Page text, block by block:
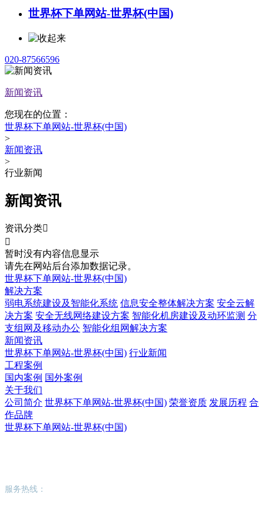
世界杯下单网站-世界杯(中国)
020-87566596
新闻资讯
您现在的位置：
世界杯下单网站-世界杯(中国)
>
新闻资讯
>
行业新闻
新闻资讯
资讯分类

暂时没有内容信息显示
请先在网站后台添加数据记录。
世界杯下单网站-世界杯(中国)
解决方案
弱电系统建设及智能化系统 信息安全整体解决方案 安全云解
决方案 安全无线网络建设方案 智能化机房建设及动环监测 分
支组网及移动办公 智能化组网解决方案
新闻资讯
世界杯下单网站-世界杯(中国) 行业新闻
工程案例
国内案例 国外案例
关于我们
公司简介 世界杯下单网站-世界杯(中国) 荣誉资质 发展历程 合
作品牌
世界杯下单网站-世界杯(中国)
服务热线：